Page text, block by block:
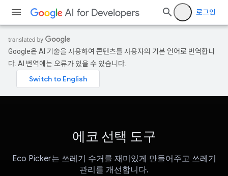
로그인
Google은 AI 기술을 사용하여 콘텐츠를 사용자의 기본 언어로 번역합니
다. AI 번역에는 오류가 있을 수 있습니다.
에코 선택 도구
Eco Picker는 쓰레기 수거를 재미있게 만들어주고 쓰레기
관리를 개선합니다.